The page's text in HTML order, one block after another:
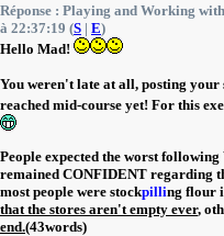
Réponse : Playing and Working
à 22:37:19 (S | E)
Hello Mad!
You weren't late at all, posting your
reached mid-course yet! For this
People expected the worst
remained CONFIDENT regarding
most people were stockpilling flour
that the stores aren't empty ever,
end.(43words)